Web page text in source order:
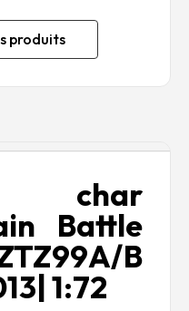
produits
char
Battle
B
1:72